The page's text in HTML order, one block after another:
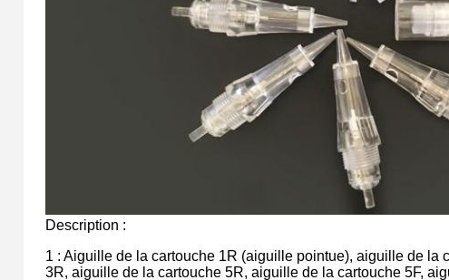
Description :
1 : Aiguille de la cartouche 1R (aiguille pointue), aiguille de
3R, aiguille de la cartouche 5R, aiguille de la cartouche 5F,